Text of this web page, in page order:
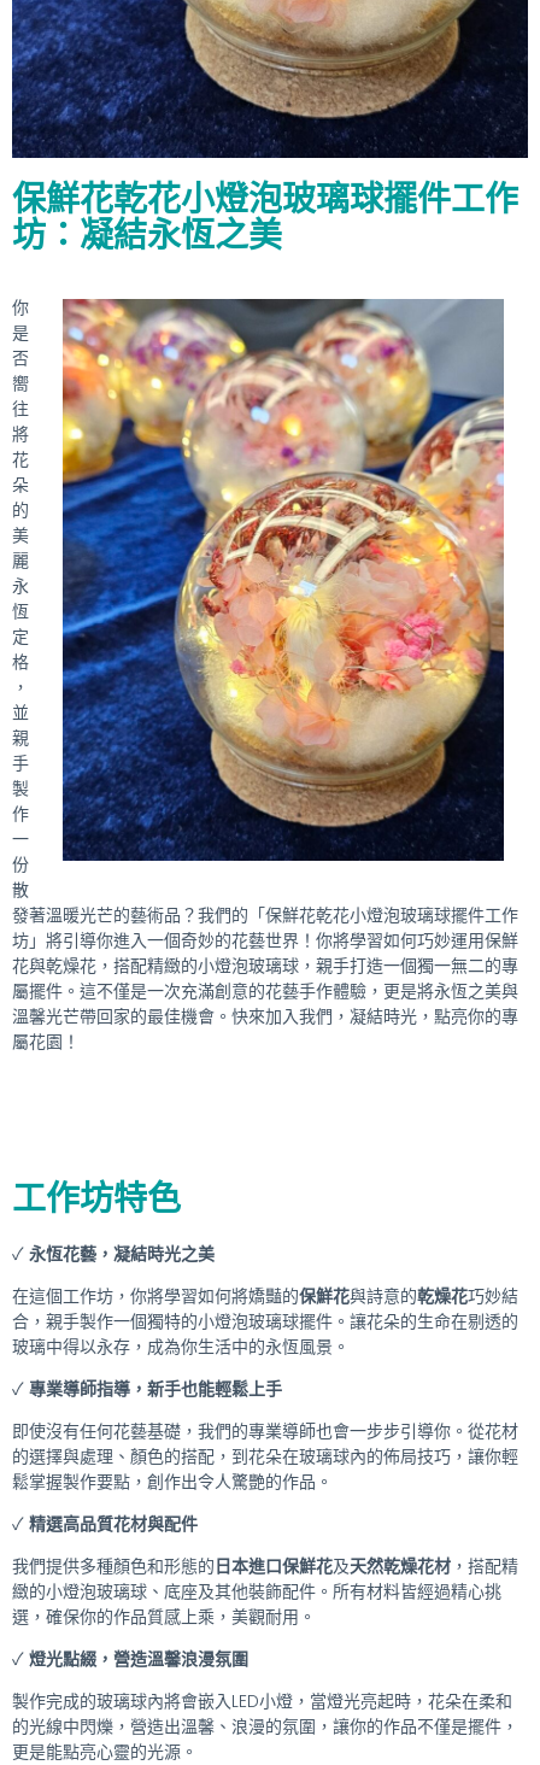
保鮮花乾花小燈泡玻璃球擺件工作
坊：凝結永恆之美
你
是
否
嚮
往
將
花
朵
的
美
麗
永
恆
定
格
，
並
親
手
製
作
一
份
散
發著溫暖光芒的藝術品？我們的「保鮮花乾花小燈泡玻璃球擺件工作
坊」將引導你進入一個奇妙的花藝世界！你將學習如何巧妙運用保鮮
花與乾燥花，搭配精緻的小燈泡玻璃球，親手打造一個獨一無二的專
屬擺件。這不僅是一次充滿創意的花藝手作體驗，更是將永恆之美與
溫馨光芒帶回家的最佳機會。快來加入我們，凝結時光，點亮你的專
屬花園！
工作坊特色
✓ 永恆花藝，凝結時光之美
在這個工作坊，你將學習如何將嬌豔的保鮮花與詩意的乾燥花巧妙結
合，親手製作一個獨特的小燈泡玻璃球擺件。讓花朵的生命在剔透的
玻璃中得以永存，成為你生活中的永恆風景。
✓ 專業導師指導，新手也能輕鬆上手
即使沒有任何花藝基礎，我們的專業導師也會一步步引導你。從花材
的選擇與處理、顏色的搭配，到花朵在玻璃球內的佈局技巧，讓你輕
鬆掌握製作要點，創作出令人驚艷的作品。
✓ 精選高品質花材與配件
我們提供多種顏色和形態的日本進口保鮮花及天然乾燥花材 ，搭配精
緻的小燈泡玻璃球、底座及其他裝飾配件。所有材料皆經過精心挑
選，確保你的作品質感上乘，美觀耐用。
✓ 燈光點綴，營造溫馨浪漫氛圍
製作完成的玻璃球內將會嵌入LED小燈，當燈光亮起時，花朵在柔和
的光線中閃爍，營造出溫馨、浪漫的氛圍，讓你的作品不僅是擺件，
更是能點亮心靈的光源。